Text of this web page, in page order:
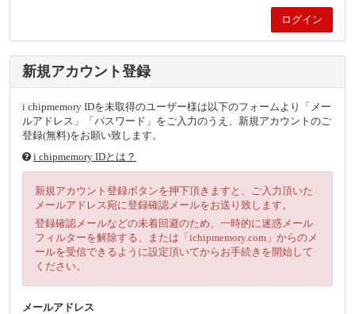
新規アカウント登録
i chipmemory IDを未取得のユーザー様は以下のフォームより「メー
ルアドレス」「パスワード」をご入力のうえ、新規アカウントのご
登録(無料)をお願い致します。
i chipmemory IDとは？
新規アカウント登録ボタンを押下頂きますと、ご入力頂いた
メールアドレス宛に登録確認メールをお送り致します。
登録確認メールなどの未着回避のため、一時的に迷惑メール
フィルターを解除する、または「ichipmemory.com」からのメ
ールを受信できるように設定頂いてからお手続きを開始して
ください。
メールアドレス